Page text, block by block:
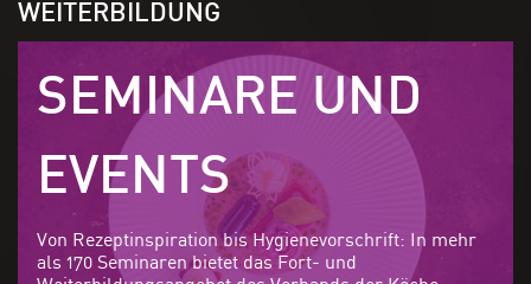
WEITERBILDUNG
SEMINARE UND
EVENTS
Von Rezeptinspiration bis Hygienevorschrift: In mehr
als 170 Seminaren bietet das Fort- und